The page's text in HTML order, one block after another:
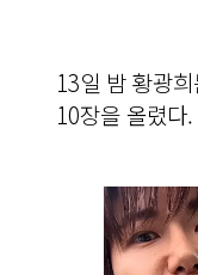
13일 밤 황광
10장을 올렸다.